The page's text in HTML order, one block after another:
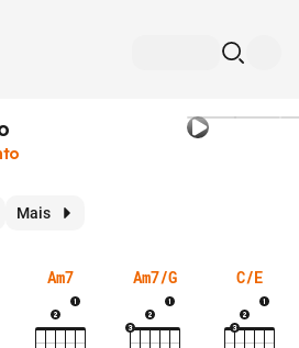
Mais
Am7 Am7/G C/E